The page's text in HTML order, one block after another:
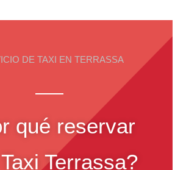
DE TAXI EN TERRASSA
qué reservar
Terrassa?